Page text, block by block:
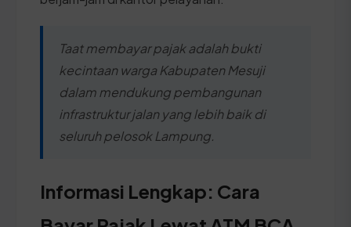
Taat membayar pajak adalah bukti
kecintaan warga Kabupaten Mesuji
dalam mendukung pembangunan
infrastruktur jalan yang lebih baik di
seluruh pelosok Lampung.
Informasi Lengkap: Cara